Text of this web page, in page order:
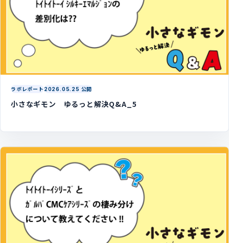
ラボレポート 2026.05.25 公開
小さなギモン ゆるっと解決Q&A_5